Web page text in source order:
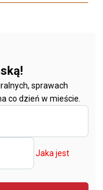
sprawach
co dzień w mieście.
Jaka jest